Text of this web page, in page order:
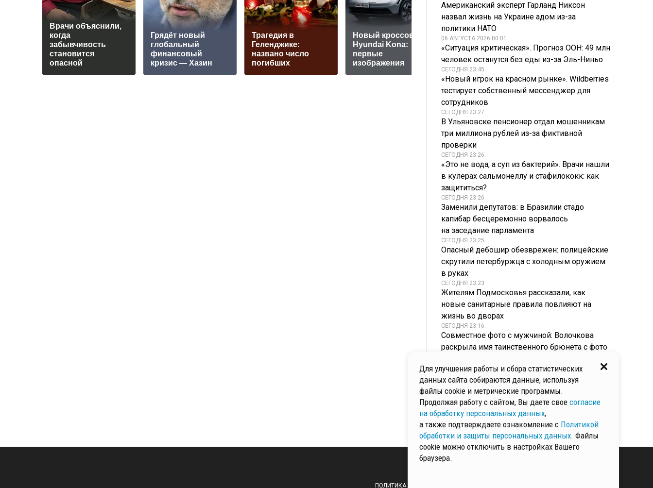
Врачи объяснили,
когда
забывчивость
становится
опасной
Грядёт нoвый
глобальный
финансовый
кризис — Хазин
Трагедия в
Геленджике:
названо число
погибших
Новый кроссовер
Hyundai Kona:
первые
изображения
Украинский фермер
потребовал
переговоров с РФ
массово
иностранцев
Американский эксперт Гарланд Никсон
назвал жизнь на Украине адом из-за
политики НАТО
06 АВГУСТА 2026 00:01
«Ситуация критическая». Прогноз ООН: 49 млн
человек останутся без еды из-за Эль-Ниньо
СЕГОДНЯ 23:45
«Новый игрок на красном рынке». Wildberries
тестирует собственный мессенджер для
сотрудников
СЕГОДНЯ 23:27
В Ульяновске пенсионер отдал мошенникам
три миллиона рублей из-за фиктивной
проверки
СЕГОДНЯ 23:26
«Это не вода, а суп из бактерий». Врачи нашли
в кулерах сальмонеллу и стафилококк: как
защититься?
СЕГОДНЯ 23:26
Заменили депутатов: в Бразилии стадо
капибар бесцеремонно ворвалось
на заседание парламента
СЕГОДНЯ 23:25
Опасный дебошир обезврежен: полицейские
скрутили петербуржца с холодным оружием
в руках
СЕГОДНЯ 23:23
Жителям Подмосковья рассказали, как
новые санитарные правила повлияют на
жизнь во дворах
СЕГОДНЯ 23:16
Совместное фото с мужчиной: Волочкова
раскрыла имя таинственного брюнета с фото
«Фрукты и сливочное масло: Минюст решил
кормить осужденных как в санатории
СЕГОДНЯ 23:10
Новые территории требуют рук: в России
возрождают стройбат с численностью до 150
тыс. человек
ПОЛИТИКА ОБРАБОТКИ И ЗАЩИТЫ
Для улучшения работы и сбора статистических
данных сайта собираются данные, используя
файлы cookie и метрические программы.
Продолжая работу с сайтом, Вы даете свое согласие
на обработку персональных данных,
а также подтверждаете ознакомление с Политикой
обработки и защиты персональных данных. Файлы
cookie можно отключить в настройках Вашего
браузера.